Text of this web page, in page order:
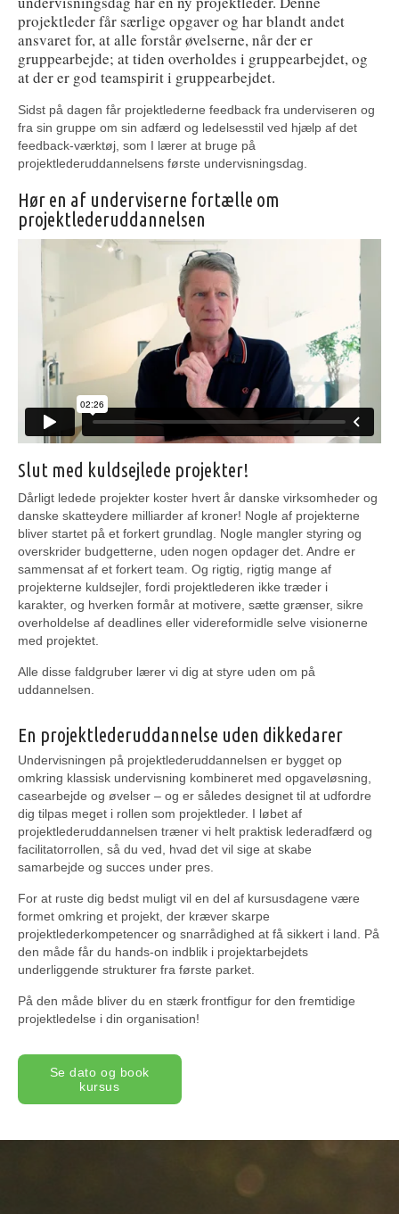
projektleder får særlige opgaver og har blandt andet
ansvaret for, at alle forstår øvelserne, når der er
gruppearbejde; at tiden overholdes i gruppearbejdet, og
at der er god teamspirit i gruppearbejdet.
Sidst på dagen får projektlederne feedback fra underviseren og
fra sin gruppe om sin adfærd og ledelsesstil ved hjælp af det
feedback-værktøj, som I lærer at bruge på
projektlederuddannelsens første undervisningsdag.
Hør en af underviserne fortælle om
projektlederuddannelsen
Slut med kuldsejlede projekter!
Dårligt ledede projekter koster hvert år danske virksomheder og
danske skatteydere milliarder af kroner! Nogle af projekterne
bliver startet på et forkert grundlag. Nogle mangler styring og
overskrider budgetterne, uden nogen opdager det. Andre er
sammensat af et forkert team. Og rigtig, rigtig mange af
projekterne kuldsejler, fordi projektlederen ikke træder i
karakter, og hverken formår at motivere, sætte grænser, sikre
overholdelse af deadlines eller videreformidle selve visionerne
med projektet.
Alle disse faldgruber lærer vi dig at styre uden om på
uddannelsen.
En projektlederuddannelse uden dikkedarer
Undervisningen på projektlederuddannelsen er bygget op
omkring klassisk undervisning kombineret med opgaveløsning,
casearbejde og øvelser – og er således designet til at udfordre
dig tilpas meget i rollen som projektleder. I løbet af
projektlederuddannelsen træner vi helt praktisk lederadfærd og
facilitatorrollen, så du ved, hvad det vil sige at skabe
samarbejde og succes under pres.
For at ruste dig bedst muligt vil en del af kursusdagene være
formet omkring et projekt, der kræver skarpe
projektlederkompetencer og snarrådighed at få sikkert i land. På
den måde får du hands-on indblik i projektarbejdets
underliggende strukturer fra første parket.
På den måde bliver du en stærk frontfigur for den fremtidige
projektledelse i din organisation!
Se dato og book
kursus